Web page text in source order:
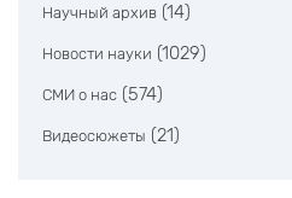
Научный архив (14)
Новости науки (1029)
СМИ о нас (574)
Видеосюжеты (21)